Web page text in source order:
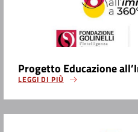
Progetto Educazione
LEGGI DI PIÙ